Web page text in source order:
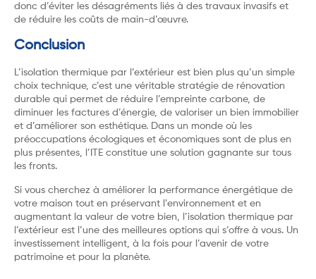
donc d’éviter les désagréments liés à des travaux invasifs et
de réduire les coûts de main-d’œuvre.
Conclusion
L’isolation thermique par l’extérieur est bien plus qu’un simple
choix technique, c’est une véritable stratégie de rénovation
durable qui permet de réduire l’empreinte carbone, de
diminuer les factures d’énergie, de valoriser un bien immobilier
et d’améliorer son esthétique. Dans un monde où les
préoccupations écologiques et économiques sont de plus en
plus présentes, l’ITE constitue une solution gagnante sur tous
les fronts.
Si vous cherchez à améliorer la performance énergétique de
votre maison tout en préservant l’environnement et en
augmentant la valeur de votre bien, l’isolation thermique par
l’extérieur est l’une des meilleures options qui s’offre à vous. Un
investissement intelligent, à la fois pour l’avenir de votre
patrimoine et pour la planète.